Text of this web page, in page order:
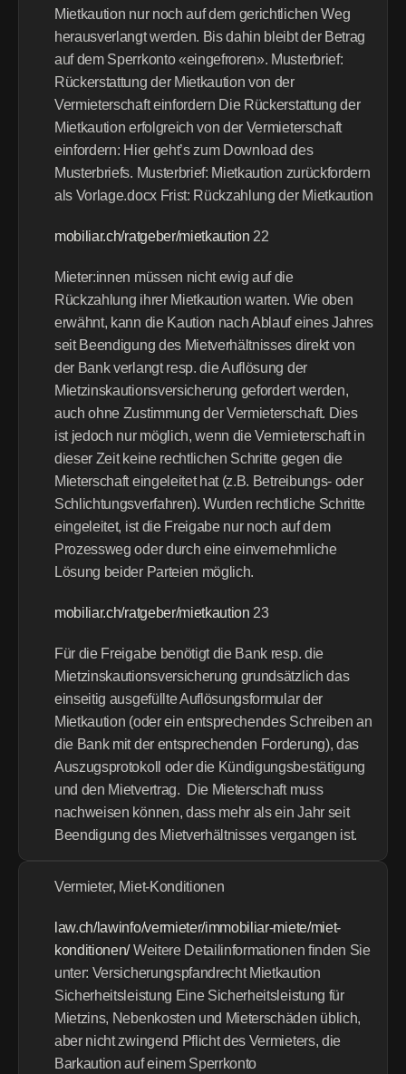
Mietkaution nur noch auf dem gerichtlichen Weg
herausverlangt werden. Bis dahin bleibt der Betrag
auf dem Sperrkonto «eingefroren». Musterbrief:
Rückerstattung der Mietkaution von der
Vermieterschaft einfordern Die Rückerstattung der
Mietkaution erfolgreich von der Vermieterschaft
einfordern: Hier geht’s zum Download des
Musterbriefs. Musterbrief: Mietkaution zurückfordern
als Vorlage.docx Frist: Rückzahlung der Mietkaution
mobiliar.ch/ratgeber/mietkaution 22
Mieter:innen müssen nicht ewig auf die
Rückzahlung ihrer Mietkaution warten. Wie oben
erwähnt, kann die Kaution nach Ablauf eines Jahres
seit Beendigung des Mietverhältnisses direkt von
der Bank verlangt resp. die Auflösung der
Mietzinskautionsversicherung gefordert werden,
auch ohne Zustimmung der Vermieterschaft. Dies
ist jedoch nur möglich, wenn die Vermieterschaft in
dieser Zeit keine rechtlichen Schritte gegen die
Mieterschaft eingeleitet hat (z.B. Betreibungs- oder
Schlichtungsverfahren). Wurden rechtliche Schritte
eingeleitet, ist die Freigabe nur noch auf dem
Prozessweg oder durch eine einvernehmliche
Lösung beider Parteien möglich.
mobiliar.ch/ratgeber/mietkaution 23
Für die Freigabe benötigt die Bank resp. die
Mietzinskautionsversicherung grundsätzlich das
einseitig ausgefüllte Auflösungsformular der
Mietkaution (oder ein entsprechendes Schreiben an
die Bank mit der entsprechenden Forderung), das
Auszugsprotokoll oder die Kündigungsbestätigung
und den Mietvertrag.  Die Mieterschaft muss
nachweisen können, dass mehr als ein Jahr seit
Beendigung des Mietverhältnisses vergangen ist.
Vermieter, Miet-Konditionen
law.ch/lawinfo/vermieter/immobiliar-miete/miet-
konditionen/ Weitere Detailinformationen finden Sie
unter: Versicherungspfandrecht Mietkaution
Sicherheitsleistung Eine Sicherheitsleistung für
Mietzins, Nebenkosten und Mieterschäden üblich,
aber nicht zwingend Pflicht des Vermieters, die
Barkaution auf einem Sperrkonto